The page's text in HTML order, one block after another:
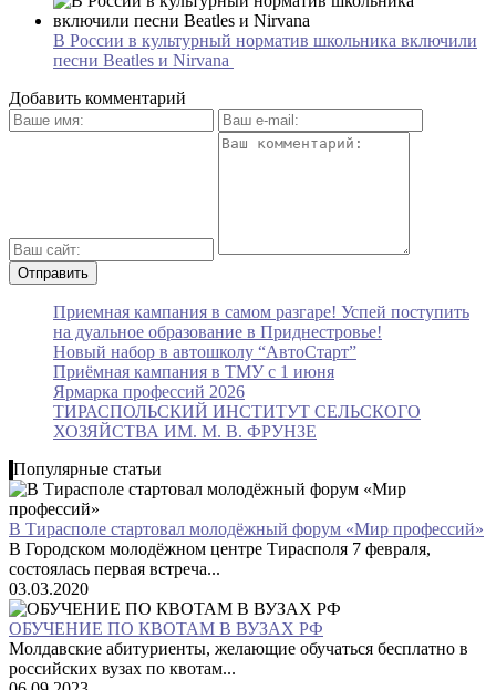
В России в культурный норматив школьника включили
песни Beatles и Nirvana
Добавить комментарий
Приемная кампания в самом разгаре! Успей поступить
на дуальное образование в Приднестровье!
Новый набор в автошколу “АвтоСтарт”
Приёмная кампания в ТМУ с 1 июня
Ярмарка профессий 2026
ТИРАСПОЛЬСКИЙ ИНСТИТУТ СЕЛЬСКОГО
ХОЗЯЙСТВА ИМ. М. В. ФРУНЗЕ
Популярные статьи
В Тирасполе стартовал молодёжный форум «Мир профессий»
В Городском молодёжном центре Тирасполя 7 февраля,
состоялась первая встреча...
03.03.2020
ОБУЧЕНИЕ ПО КВОТАМ В ВУЗАХ РФ
Молдавские абитуриенты, желающие обучаться бесплатно в
российских вузах по квотам...